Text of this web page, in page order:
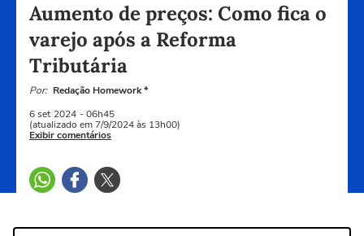
Aumento de preços: Como fica o
varejo após a Reforma
Tributária
Por: Redação Homework *
6 set 2024 - 06h45
(atualizado em 7/9/2024 às 13h00)
Exibir comentários